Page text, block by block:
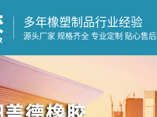
多年橡塑制品行业经验
源头厂家 规格齐全 专业定制 贴心售后